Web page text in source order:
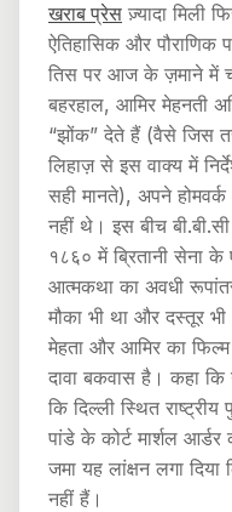
खराब प्रेस ज़्यादा मिली
ऐतिहासिक और
तिस पर आज के ज़माने में
बहरहाल, आमिर मेहनती
“झोंक” देते हैं (वैसे जिस
लिहाज़ से इस वाक्य में
सही मानते), अपने
नहीं थे। इस बीच
१८६० में ब्रितानी सेना के
आत्मकथा का अवधी
मौका भी था और दस्तूर
मेहता और आमिर का
दावा बकवास है। कहा कि
कि दिल्ली स्थित
पांडे के कोर्ट मार्शल
जमा यह लांक्षन लगा
नहीं हैं।